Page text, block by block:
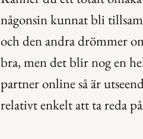
någonsin kunnat bli
och den andra drömmer
bra, men det blir nog en
partner online så är
relativt enkelt att ta reda